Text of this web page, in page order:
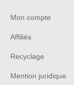
Mon compte
Affiliés
Recyclage
Mention juridique